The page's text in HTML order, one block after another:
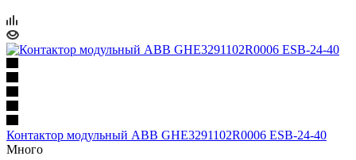
Контактор модульный ABB GHE3291102R0006 ESB-24-40
Много